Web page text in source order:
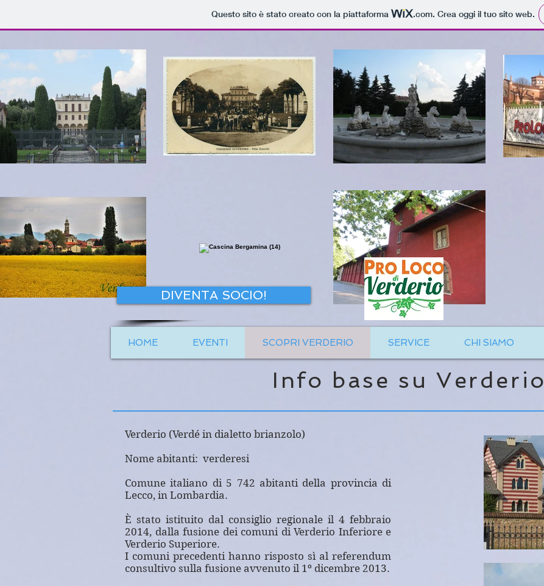
Questo sito è stato creato con la piattaforma .com. Crea oggi il tuo sito web.
DIVENTA SOCIO!
HOME EVENTI SCOPRI VERDERIO SERVICE CHI SIAMO
Info base su Verderio
Verderio (Verdé in dialetto brianzolo)
Nome abitanti: verderesi
Comune italiano di 5 742 abitanti della provincia di
Lecco, in Lombardia.
È stato istituito dal consiglio regionale il 4 febbraio
2014, dalla fusione dei comuni di Verderio Inferiore e
Verderio Superiore.
I comuni precedenti hanno risposto sì al referendum
consultivo sulla fusione avvenuto il 1º dicembre 2013.